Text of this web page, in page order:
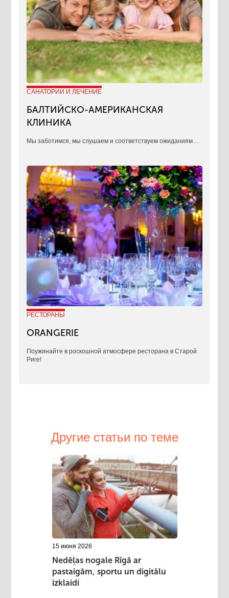
САНАТОРИИ И ЛЕЧЕНИЕ
БАЛТИЙСКО-АМЕРИКАНСКАЯ
КЛИНИКА
​Мы заботимся, мы слушаем и соответствуем ожиданиям…
РЕСТОРАНЫ
ORANGERIE
Поужинайте в роскошной атмосфере ресторана в Старой
Риге!
Другие статьи по теме
15 июня 2026
Nedēļas nogale Rīgā ar
pastaigām, sportu un digitālu
izklaidi